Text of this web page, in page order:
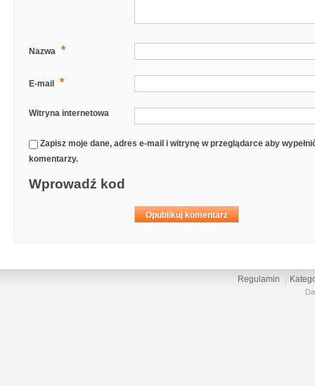
Nazwa *
E-mail *
Witryna internetowa
Zapisz moje dane, adres e-mail i witrynę w przeglądarce aby
komentarzy.
Wprowadź kod
Regulamin